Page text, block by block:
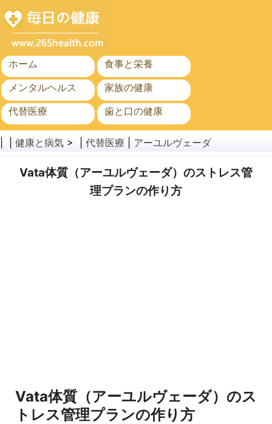
ホーム
食事と栄養
メンタルヘルス
家族の健康
代替医療
歯と口の健康
がん
公衆衛生
健康と病気 > | 代替医療 アーユルヴェーダ
Vata体質（アーユルヴェーダ）のストレス管
理プランの作り方
Vata体質（アーユルヴェーダ）のス
トレス管理プランの作り方